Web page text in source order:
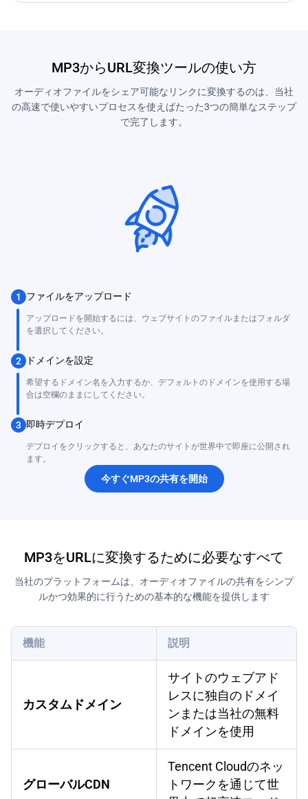
MP3からURL変換ツールの使い方
オーディオファイルをシェア可能なリンクに変換するのは、当社
の高速で使いやすいプロセスを使えばたった3つの簡単なステップ
で完了します。
1 ファイルをアップロード
アップロードを開始するには、ウェブサイトのファイルまたはフォルダ
を選択してください。
2 ドメインを設定
希望するドメイン名を入力するか、デフォルトのドメインを使用する場
合は空欄のままにしてください。
3 即時デプロイ
デプロイをクリックすると、あなたのサイトが世界中で即座に公開され
ます。
今すぐMP3の共有を開始
MP3をURLに変換するために必要なすべて
当社のプラットフォームは、オーディオファイルの共有をシンプ
ルかつ効果的に行うための基本的な機能を提供します
機能 説明
カスタムドメイン
サイトのウェブアド
レスに独自のドメイ
ンまたは当社の無料
ドメインを使用
グローバルCDN
Tencent Cloudのネッ
トワークを通じて世